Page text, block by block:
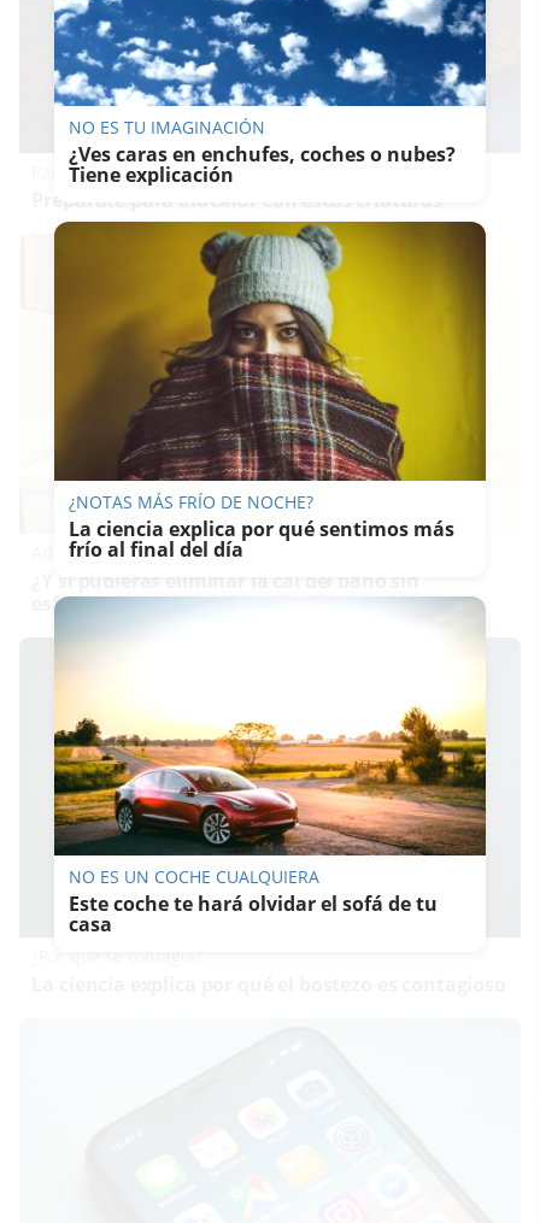
Parece ciencia ficción
Adiós a la cal del baño
esfuerzo?
NO ES TU IMAGINACIÓN
¿Ves caras en enchufes, coches o nubes?
Tiene explicación
¿NOTAS MÁS FRÍO DE NOCHE?
La ciencia explica por qué sentimos más
frío al final del día
NO ES UN COCHE CUALQUIERA
Este coche te hará olvidar el sofá de tu
casa